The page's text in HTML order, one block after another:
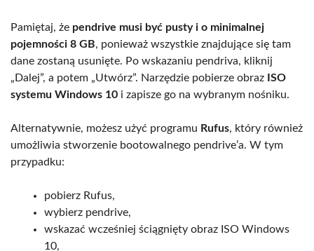
Pamiętaj, że pendrive musi być pusty i o minimalnej
pojemności 8 GB, ponieważ wszystkie znajdujące się tam
dane zostaną usunięte. Po wskazaniu pendriva, kliknij
„Dalej”, a potem „Utwórz”. Narzędzie pobierze obraz ISO
systemu Windows 10 i zapisze go na wybranym nośniku.
Alternatywnie, możesz użyć programu Rufus, który również
umożliwia stworzenie bootowalnego pendrive’a. W tym
przypadku:
pobierz Rufus,
wybierz pendrive,
wskazać wcześniej ściągnięty obraz ISO Windows
10,